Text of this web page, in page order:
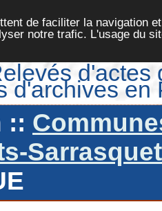
de faciliter la navigation
notre trafic. L'usage du
d'actes
d'archives en
::